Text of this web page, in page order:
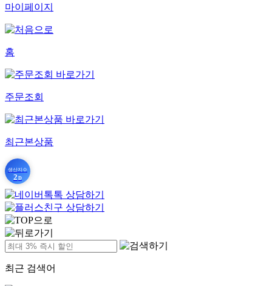
마이페이지
홈
주문조회
최근본상품
생산지수
2 D
최근 검색어